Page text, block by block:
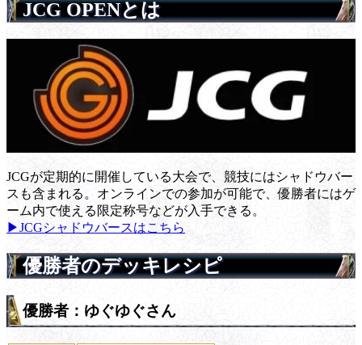
JCG OPENとは
JCGが定期的に開催している大会で、競技にはシャドウバー
スも含まれる。オンラインでの参加が可能で、優勝者にはゲ
ーム内で使える限定称号などが入手できる。
▶JCGシャドウバースはこちら
優勝者のデッキレシピ
優勝者：ゆぐゆぐさん